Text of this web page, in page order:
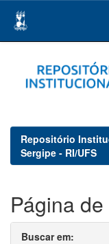
navigation
Repositório
Sergipe - RI/UFS
Página
Buscar em: